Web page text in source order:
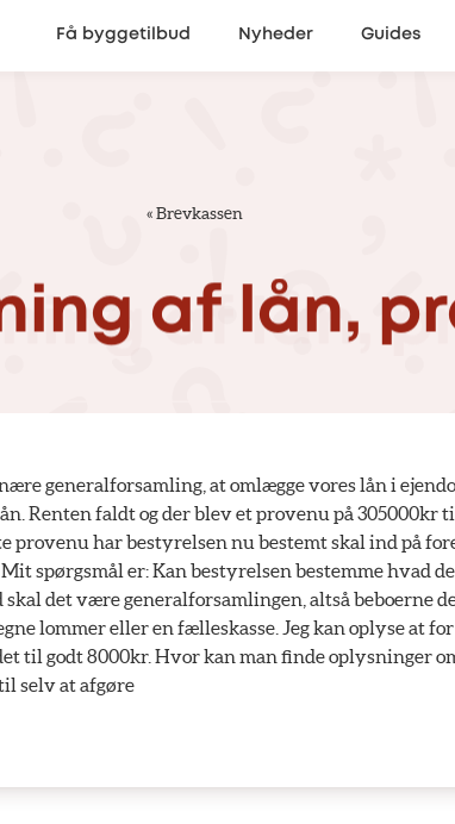
Få byggetilbud Nyheder Guides
«Brevkassen
af lån,
generalforsamling, at omlægge vores lån i
Renten faldt og der blev et provenu på 305000kr
provenu har bestyrelsen nu bestemt skal ind på
spørgsmål er: Kan bestyrelsen bestemme hvad
skal det være generalforsamlingen, altså beboerne
lommer eller en fælleskasse. Jeg kan oplyse at
til godt 8000kr. Hvor kan man finde oplysninger
selv at afgøre